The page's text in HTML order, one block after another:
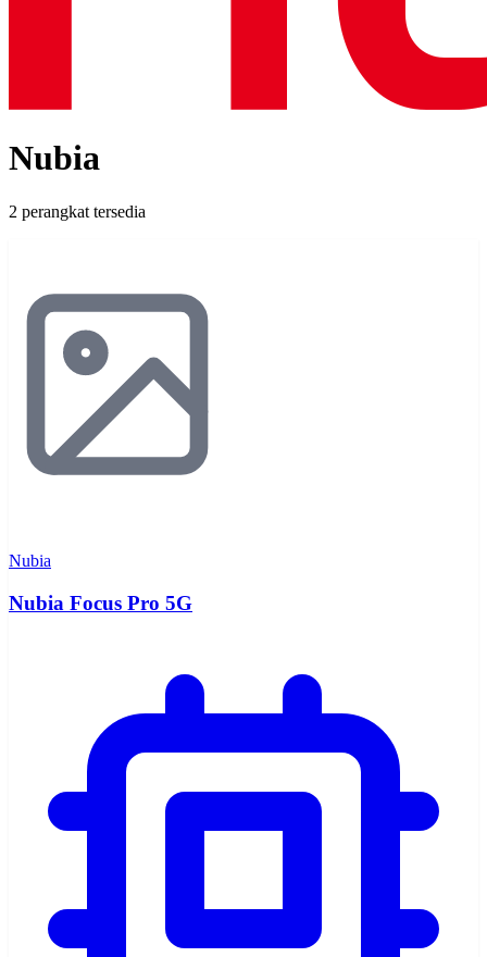
Nubia
2 perangkat tersedia
Nubia
Nubia Focus Pro 5G